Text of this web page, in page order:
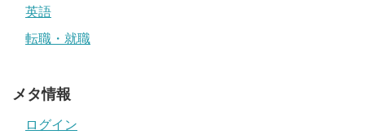
英語
転職・就職
メタ情報
ログイン